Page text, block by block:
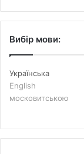
Вибір мови:
Українська
English
московитською